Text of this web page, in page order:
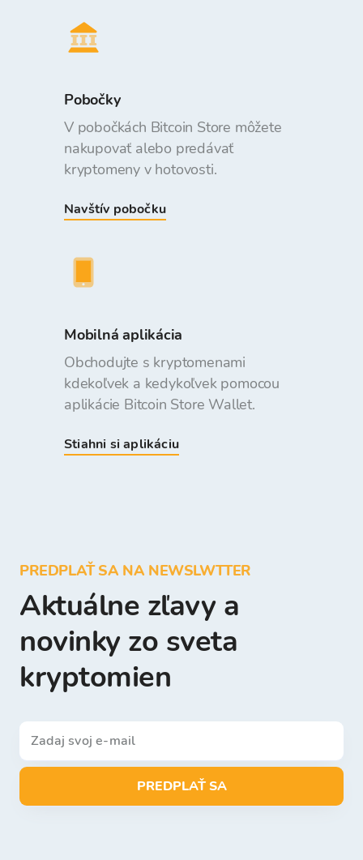
Pobočky
V pobočkách Bitcoin Store môžete
nakupovať alebo predávať
kryptomeny v hotovosti.
Navštív pobočku
Mobilná aplikácia
Obchodujte s kryptomenami
kdekoľvek a kedykoľvek pomocou
aplikácie Bitcoin Store Wallet.
Stiahni si aplikáciu
PREDPLAŤ SA NA NEWSLWTTER
Aktuálne zľavy a
novinky zo sveta
kryptomien
PREDPLAŤ SA